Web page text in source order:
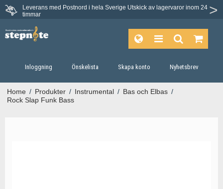
Leverans med Postnord i hela Sverige Utskick av lagervaror inom 24
timmar
Inloggning Önskelista Skapa konto Nyhetsbrev
Home / Produkter / Instrumental / Bas och Elbas /
Rock Slap Funk Bass